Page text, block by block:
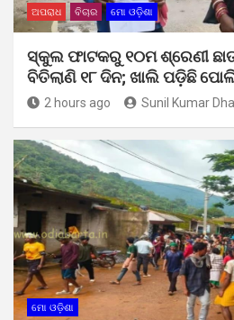
ଅପରାଧ ବିଚାର ମୋ ଓଡ଼ିଶା
ସ୍କୁଲ ଫାଟକରୁ ୧୦ମ ଶ୍ରେଣୀ
ବିତିଲାଣି ୧୮ ଦିନ; ଖାଲି ପଡ଼ିଛି
2 hours ago Sunil Kumar
ମୋ ଓଡ଼ିଶା